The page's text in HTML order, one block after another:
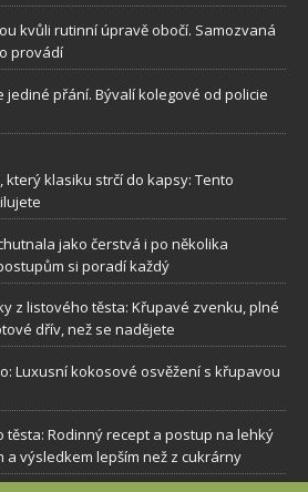
kvůli rutinní úpravě obočí. Samozvaná
provádí
jediné přání. Bývalí kolegové od policie
klasiku strčí do kapsy: Tento
jako čerstvá i po několika
si poradí každý
z listového těsta: Křupavé zvenku, plné
dřív, než se nadějete
Luxusní kokosové osvěžení s křupavou
těsta: Rodinný recept a postup na lehký
a výsledkem lepším než z cukrárny